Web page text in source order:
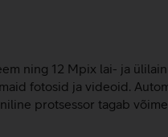
ning 12 Mpix lai- ja
fotosid ja videoid.
protsessor tagab